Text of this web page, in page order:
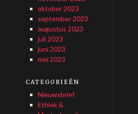
oktober 2023
september 2023
augustus 2023
juli 2023
juni 2023
mei 2023
CATEGORIEËN
Nieuwsbrief
Ethiek &